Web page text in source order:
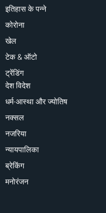
इतिहास के पन्ने
कोरोना
खेल
टेक & ऑटो
ट्रेंडिंग
देश विदेश
धर्म-आस्था और ज्योतिष
नक्सल
नजरिया
न्यायपालिका
ब्रेकिंग
मनोरंजन